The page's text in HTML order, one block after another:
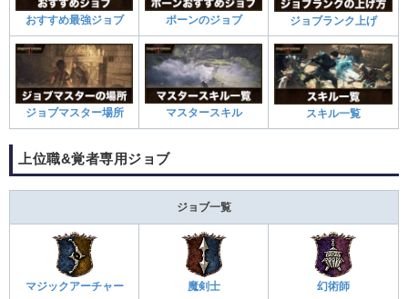
おすすめ最強ジョブ ポーンのジョブ ジョブランク上げ
ジョブマスター場所 マスタースキル スキル一覧
上位職&覚者専用ジョブ
ジョブ一覧
マジックアーチャー 魔剣士 幻術師